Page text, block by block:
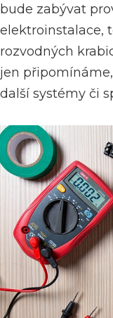
bude zabývat
elektroinstalace,
rozvodných
jen
další systémy či